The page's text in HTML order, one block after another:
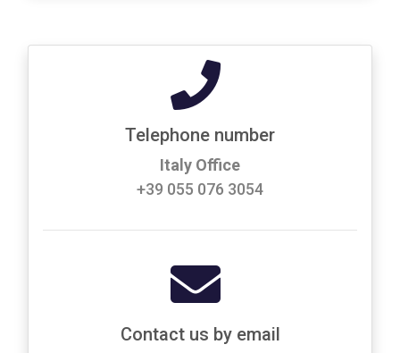
Telephone number
Italy Office
+39 055 076 3054
Contact us by email